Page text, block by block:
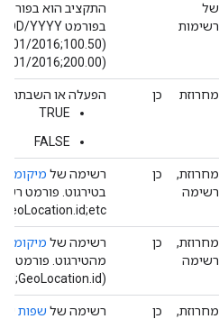
של
רשימות
התקציב הוא
(200.00;04/01/2016;06/30/2016;);"
מחרוזת כן
הפעלה או השבתה
TRUE
FALSE
מחרוזת,
רשימה
כן רשימה של מיקומים
GeoLocation.id;etc.).
מחרוזת,
רשימה
כן רשימה של מיקומים
מהטירגוט. פורמט
(GeoLocation.id;GeoLocation.id; וכו').
מחרוזת,
כן רשימה של שפות